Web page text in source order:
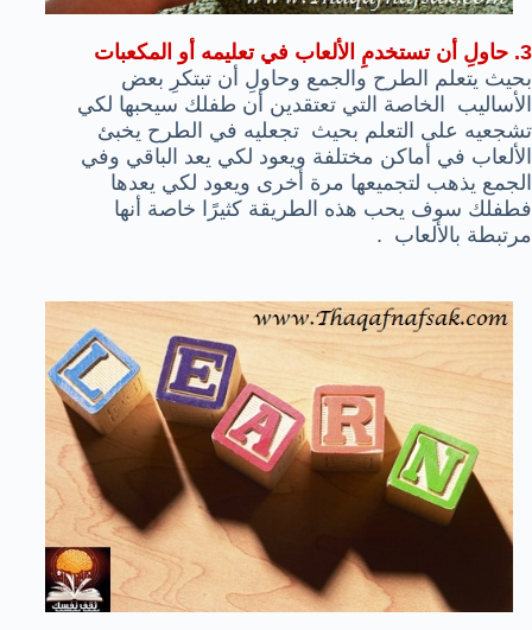
3. حاولِ أن تستخدمِ الألعاب في تعليمه أو المكعبات
بحيث يتعلم الطرح والجمع وحاولِ أن تبتكرِ بعض
الأساليب الخاصة التي تعتقدين أن طفلك سيحبها لكي
تشجعيه على التعلم بحيث تجعليه في الطرح يخبئ
الألعاب في أماكن مختلفة ويعود لكي يعد الباقي وفي
الجمع يذهب لتجميعها مرة أخرى ويعود لكي يعدها
فطفلك سوف يحب هذه الطريقة كثيرًا خاصة أنها
مرتبطة بالألعاب .